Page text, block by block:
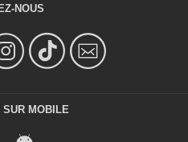
NOUS
MOBILE